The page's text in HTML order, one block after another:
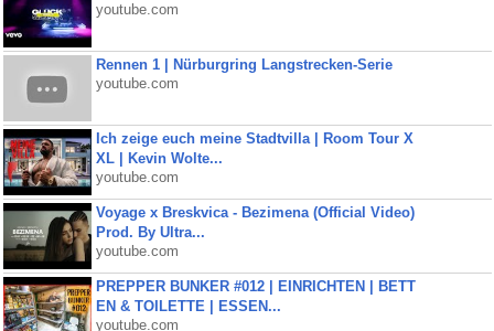
youtube.com
Rennen 1 | Nürburgring Langstrecken-Serie
youtube.com
Ich zeige euch meine Stadtvilla | Room Tour X
XL | Kevin Wolte...
youtube.com
Voyage x Breskvica - Bezimena (Official Video)
Prod. By Ultra...
youtube.com
PREPPER BUNKER #012 | EINRICHTEN | BETT
EN & TOILETTE | ESSEN...
youtube.com